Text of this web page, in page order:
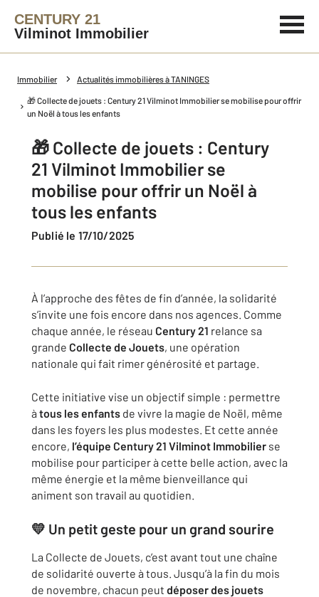
CENTURY 21
Vilminot Immobilier
Immobilier Actualités immobilières à TANINGES
🎁 Collecte de jouets : Century 21 Vilminot Immobilier se mobilise pour offrir
un Noël à tous les enfants
🎁 Collecte de jouets : Century
21 Vilminot Immobilier se
mobilise pour offrir un Noël à
tous les enfants
Publié le 17/10/2025
À l’approche des fêtes de fin d’année, la solidarité
s’invite une fois encore dans nos agences. Comme
chaque année, le réseau Century 21 relance sa
grande Collecte de Jouets, une opération
nationale qui fait rimer générosité et partage.
Cette initiative vise un objectif simple : permettre
à tous les enfants de vivre la magie de Noël, même
dans les foyers les plus modestes. Et cette année
encore, l’équipe Century 21 Vilminot Immobilier se
mobilise pour participer à cette belle action, avec la
même énergie et la même bienveillance qui
animent son travail au quotidien.
💛 Un petit geste pour un grand sourire
La Collecte de Jouets, c’est avant tout une chaîne
de solidarité ouverte à tous. Jusqu’à la fin du mois
de novembre, chacun peut déposer des jouets